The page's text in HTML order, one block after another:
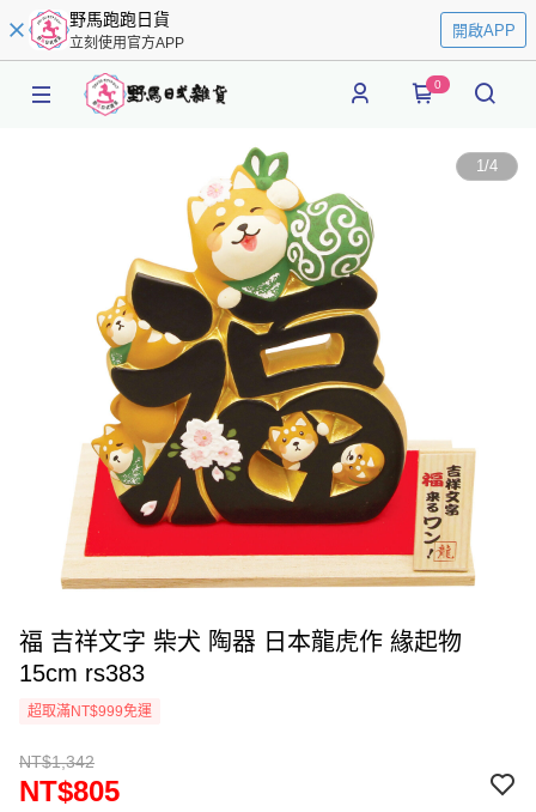
野馬跑跑日貨
立刻使用官方APP
開啟APP
0
1/4
福 吉祥文字 柴犬 陶器 日本龍虎作 緣起物
15cm rs383
超取滿NT$999免運
NT$1,342
NT$805